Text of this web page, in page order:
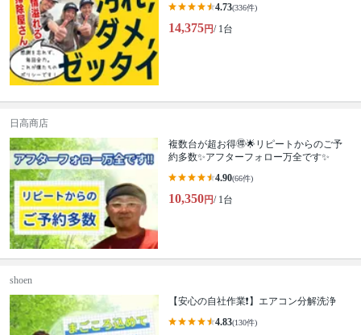
4.73(336件)
14,375円/ 1台
日高商店
複数台が超お得🉐🌟リピートからのご予
約多数✨アフターフォロー万全です✨
4.90(66件)
10,350円/ 1台
shoen
【安心の自社作業❗️】エアコン分解洗浄
4.83(130件)